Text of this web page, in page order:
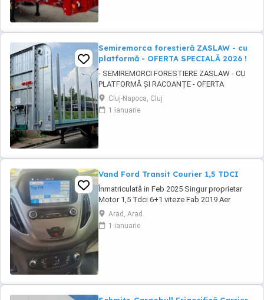
Semiremorca forestieră ZASLAW - cu
platformă - OFERTA SPECIALĂ 2026 !
- SEMIREMORCI FORESTIERE ZASLAW - CU
PLATFORMĂ ȘI RACOANȚE - OFERTA
SPECIALĂ 2026 !! - VEHICULE NOI ( 2025 ) -
VEHICULE PE STOC SAU ÎN FABRICAȚIE
ZASLAW !! DESCRIERE: - Semiremorci
...
Cluj-Napoca, Cluj
1 ianuarie
Vand Ford Transit Courier 1,5 TDCI
Înmatriculată in Feb 2025 Singur proprietar
Motor 1,5 Tdci 6+1 viteze Fab 2019 Aer
condiționat Senzor parcare fata
,spate,geamuri electrice,oglinzi electrice și
încălzite, Navigație, Tempomat Încălzire in
Arad, Arad
1 ianuarie